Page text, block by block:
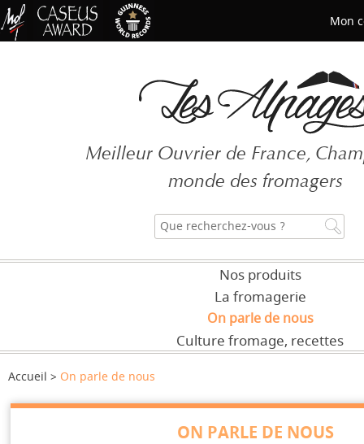
Meilleur Ouvrier de France,
monde des fromagers
Nos produits
La fromagerie
On parle de nous
Culture fromage, recettes
Accueil On parle de nous
ON PARLE DE NOUS
Mon
Mot de passe oublié ?
CRÉER UN